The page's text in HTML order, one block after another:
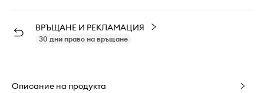
ВРЪЩАНЕ И РЕКЛАМАЦИЯ
30 дни право на връщане
Описание на продукта